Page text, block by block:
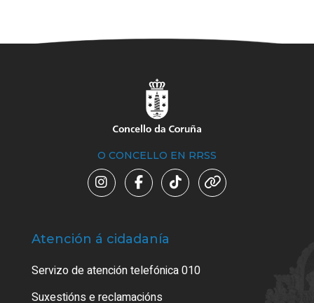
O CONCELLO EN RRSS
Atención á cidadanía
Servizo de atención telefónica 010
Suxestións e reclamacións